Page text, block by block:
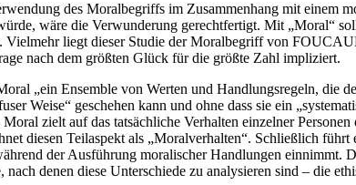
des Moralbegriffs im Zusammenhang mit einem
wäre die Verwunderung gerechtfertigt. Mit „Moral“
Vielmehr liegt dieser Studie der Moralbegriff von
nach dem größten Glück für die größte Zahl impliziert.
„ein Ensemble von Werten und Handlungsregeln, die
Weise“ geschehen kann und ohne dass sie ein
zielt auf das tatsächliche Verhalten einzelner
diesen Teilaspekt als „Moralverhalten“. Schließlich
der Ausführung moralischer Handlungen
denen diese Unterschiede zu analysieren sind – die